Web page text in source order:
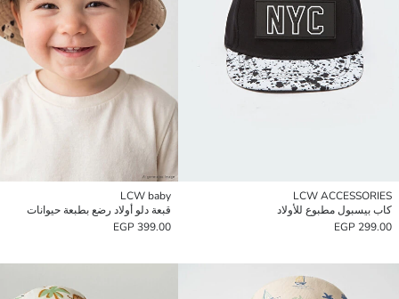
LCW ACCESSORIES
كاب بيسبول مطبوع للأولاد
299.00 EGP
LCW baby
قبعة دلو أولاد رضع بطبعة حيوانات
399.00 EGP